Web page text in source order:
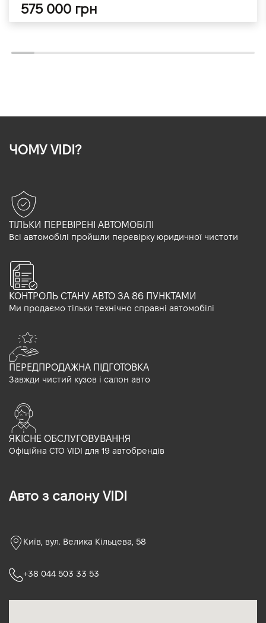
575 000 грн
ЧОМУ VIDI?
ТІЛЬКИ ПЕРЕВІРЕНІ АВТОМОБІЛІ
Всі автомобілі пройшли перевірку юридичної чистоти
КОНТРОЛЬ СТАНУ АВТО ЗА 86 ПУНКТАМИ
Ми продаємо тільки технічно справні автомобілі
ПЕРЕДПРОДАЖНА ПІДГОТОВКА
Завжди чистий кузов і салон авто
ЯКІСНЕ ОБСЛУГОВУВАННЯ
Офіційна СТО VIDI для 19 автобрендів
Авто з салону VIDI
Київ, вул. Велика Кільцева, 58
+38 044 503 33 53